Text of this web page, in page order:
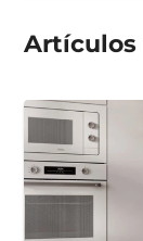
Artículos